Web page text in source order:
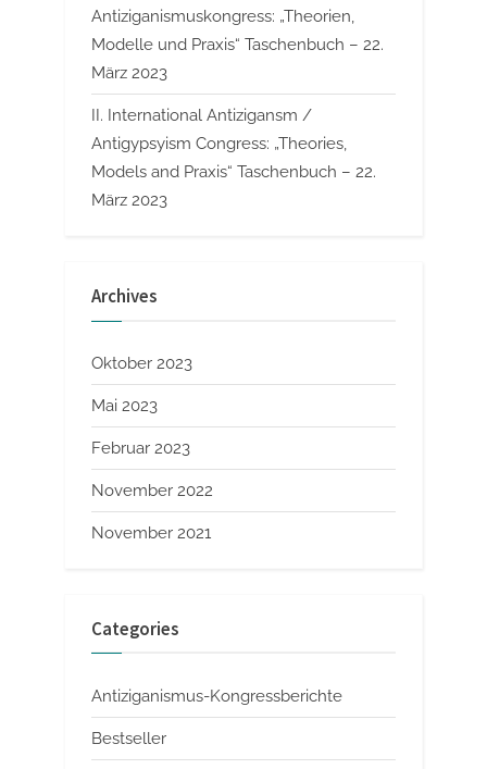
Antiziganismuskongress: „Theorien,
Modelle und Praxis“ Taschenbuch – 22.
März 2023
II. International Antizigansm /
Antigypsyism Congress: „Theories,
Models and Praxis“ Taschenbuch – 22.
März 2023
Archives
Oktober 2023
Mai 2023
Februar 2023
November 2022
November 2021
Categories
Antiziganismus-Kongressberichte
Bestseller